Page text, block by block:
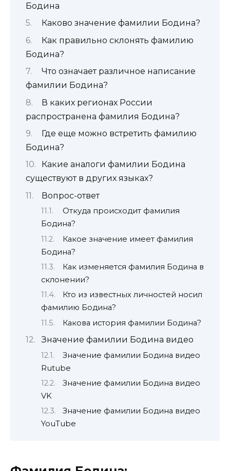
Бодина
Каково значение фамилии Бодина?
Как правильно склонять фамилию
Бодина?
Что означает различное написание
фамилии Бодина?
В каких регионах России
распространена фамилия Бодина?
Где еще можно встретить фамилию
Бодина?
Какие аналоги фамилии Бодина
существуют в других языках?
Вопрос-ответ
Откуда происходит фамилия
Бодина?
Какое значение имеет фамилия
Бодина?
Как изменяется фамилия Бодина в
склонении?
Кто из известных личностей носил
фамилию Бодина?
Какова история фамилии Бодина?
Значение фамилии Бодина видео
Значение фамилии Бодина видео
Rutube
Значение фамилии Бодина видео
VK
Значение фамилии Бодина видео
YouTube